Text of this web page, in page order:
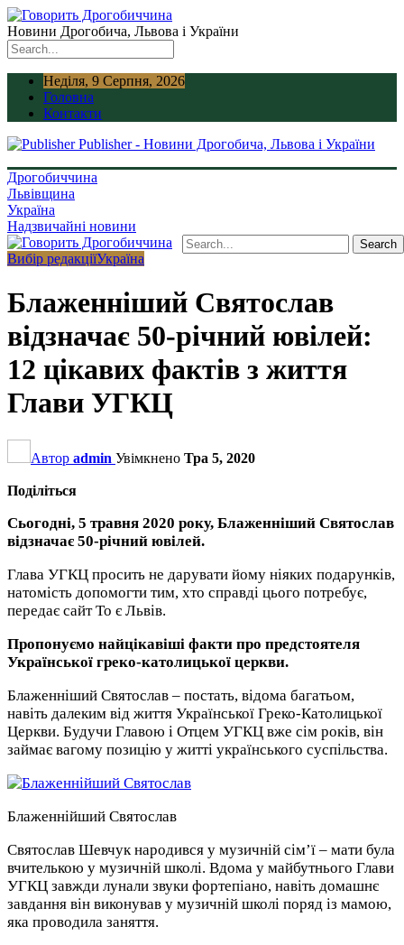
Новини Дрогобича, Львова і України
Неділя, 9 Серпня, 2026
Головна
Контакти
Publisher - Новини Дрогобича, Львова і України
Дрогобиччина
Львівщина
Україна
Надзвичайні новини
Вибір редакціїУкраїна
Блаженніший Святослав
відзначає 50-річний ювілей:
12 цікавих фактів з життя
Глави УГКЦ
Автор admin Увімкнено Тра 5, 2020
Поділіться
Сьогодні, 5 травня 2020 року, Блаженніший Святослав
відзначає 50-річний ювілей.
Глава УГКЦ просить не дарувати йому ніяких подарунків,
натомість допомогти тим, хто справді цього потребує,
передає сайт То є Львів.
Пропонуємо найцікавіші факти про предстоятеля
Української греко-католицької церкви.
Блаженніший Святослав – постать, відома багатьом,
навіть далеким від життя Української Греко-Католицької
Церкви. Будучи Главою і Отцем УГКЦ вже сім років, він
займає вагому позицію у житті українського суспільства.
Блаженнійший Святослав
Святослав Шевчук народився у музичній сім’ї – мати була
вчителькою у музичній школі. Вдома у майбутнього Глави
УГКЦ завжди лунали звуки фортепіано, навіть домашнє
завдання він виконував у музичній школі поряд із мамою,
яка проводила заняття.